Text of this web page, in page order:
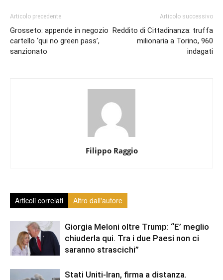
Articolo precedente
Grosseto: appende in negozio
cartello ‘qui no green pass’,
sanzionato
Articolo successivo
Reddito di Cittadinanza: truffa
milionaria a Torino, 960
indagati
Filippo Raggio
Articoli correlati Altro dall'autore
Giorgia Meloni oltre Trump: “E’ meglio
chiuderla qui. Tra i due Paesi non ci
saranno strascichi”
Stati Uniti-Iran, firma a distanza.